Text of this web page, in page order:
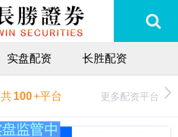
实盘配资 长胜配资
共100+平台 更多配资平台